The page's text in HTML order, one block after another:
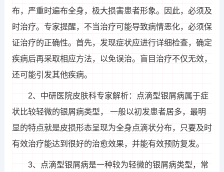
布，严重时遍布全身，极大损害患者形象。因此，必须及
时治疗。专家提醒，不当治疗可能导致病情恶化，必须保
证治疗的正确性。首先，发现症状应进行详细检查，确定
疾病后再采取相应方法，以免误治。盲目治疗不仅无效，
还可能引发其他疾病。
2、中研医院皮肤科专家解析：点滴型银屑病属于症
状比较轻微的银屑病类型， 一般以初发患者居多，最明
显的特点就是皮损形态呈现为全身点滴状分布，只要及时
有效治疗能达到很好的治愈效果，并能有效预防复发。
3、点滴型银屑病是一种较为轻微的银屑病类型，常